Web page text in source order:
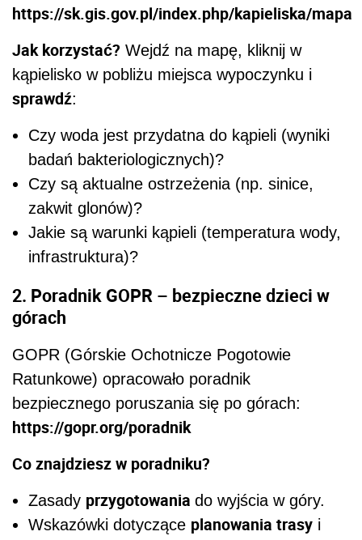
https://sk.gis.gov.pl/index.php/kapieliska/mapa
Jak korzystać? Wejdź na mapę, kliknij w
kąpielisko w pobliżu miejsca wypoczynku i
sprawdź:
Czy woda jest przydatna do kąpieli (wyniki
badań bakteriologicznych)?
Czy są aktualne ostrzeżenia (np. sinice,
zakwit glonów)?
Jakie są warunki kąpieli (temperatura wody,
infrastruktura)?
2. Poradnik GOPR – bezpieczne dzieci w
górach
GOPR (Górskie Ochotnicze Pogotowie
Ratunkowe) opracowało poradnik
bezpiecznego poruszania się po górach:
https://gopr.org/poradnik
Co znajdziesz w poradniku?
Zasady przygotowania do wyjścia w góry.
Wskazówki dotyczące planowania trasy i